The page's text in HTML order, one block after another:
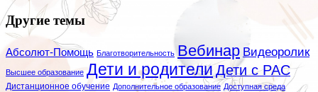
Другие темы
Абсолют-Помощь Благотворительность Вебинар Видеоролик
Высшее образование Дети и родители Дети с РАС
Дистанционное обучение Дополнительное образование Доступная среда